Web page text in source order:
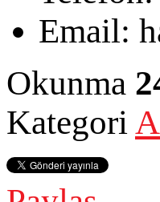
Email:
Okunma
Kategori